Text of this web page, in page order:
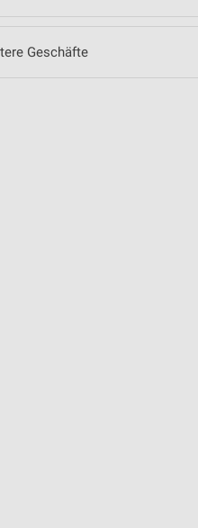
Geschäfte